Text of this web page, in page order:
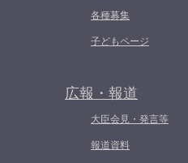
各種募集
子どもページ
広報・報道
大臣会見・発言等
報道資料